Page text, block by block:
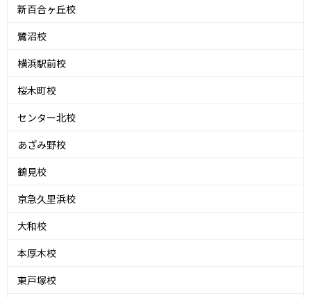
新百合ヶ丘校
鷺沼校
横浜駅前校
桜木町校
センター北校
あざみ野校
鶴見校
京急久里浜校
大和校
本厚木校
東戸塚校